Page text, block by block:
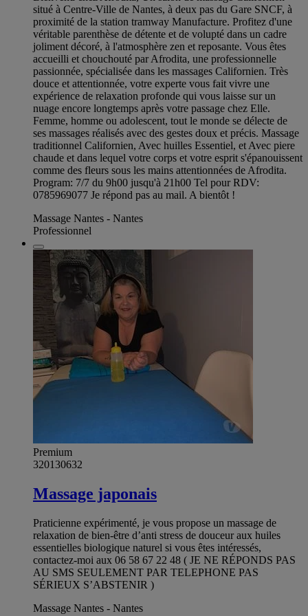
situé à Centre-Ville de Nantes, à deux pas du Gare SNCF, à
proximité de la station tramway Manufacture. Profitez d'une
véritable parenthèse de détente et de volupté dans un cadre
joliment décoré, à l'atmosphère zen et reposante. Vous êtes
accueilli et chouchouté par Afrodita, une professionnelle
passionnée, spécialisée dans les massages Californien. Très
douce et attentionnée, votre experte vous fait vivre une
expérience de relaxation profonde qui vous laisse sur un
nuage encore longtemps après votre passage chez Elle.
Femme, homme ou adolescent, tout le monde se délecte de
ses massages réalisés avec des gestes doux et précis. Massage
traditionnel Californien, Avec huilles Essentiel, et Avec piere
chaude et dans lequel votre corps et votre esprit s'épanouissent
comme des fleurs sous les mains attentionnées de Afrodita.
Program: 7/7 du 9h00 jusqu'à 21h00 Tel pour RDV:
0785969077 Je répond pas au mail. A bientôt !
Massage Nantes - Nantes
Professionnel
Premium
320130632
Massage japonais
Praticienne expérimenté, je vous propose un massage de
relaxation de bien-être d’anti stress de douceur aux huiles
essentielles biologique naturel si vous êtes intéressés,
contactez-moi aux 06 58 67 22 48 ( JE NE RÉPONDS PAS
AU SMS SEULEMENT PAR TELEPHONE PAS
SÉRIEUX S’ABSTENIR )
Massage Nantes - Nantes